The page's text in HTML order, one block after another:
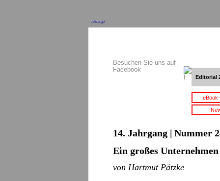
Anzeige
Besuchen Sie uns auf
Facebook
Editorial
14. Jahrgang | Nummer
Ein großes Unternehmen
von Hartmut Pätzke